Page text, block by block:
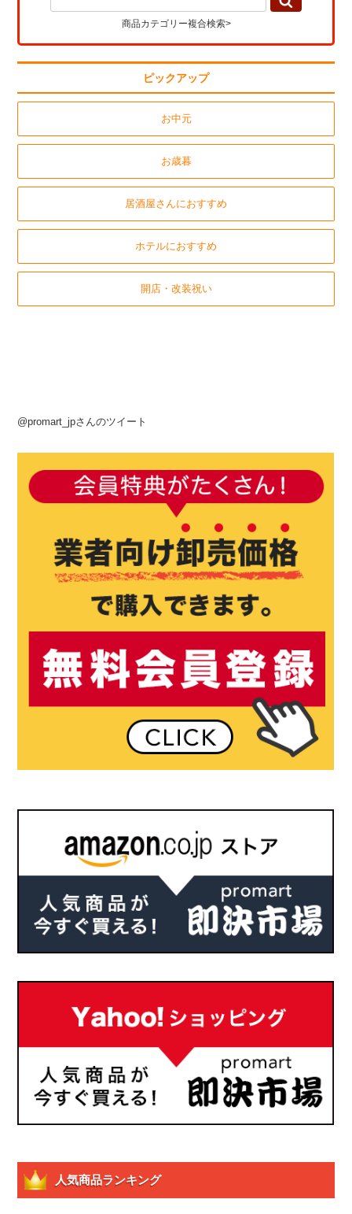
商品カテゴリー複合検索>
ピックアップ
お中元
お歳暮
居酒屋さんにおすすめ
ホテルにおすすめ
開店・改装祝い
@promart_jpさんのツイート
人気商品ランキング